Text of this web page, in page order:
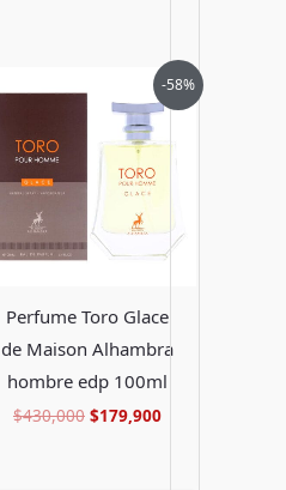
-58%
Perfume Toro Glace
de Maison Alhambra
hombre edp 100ml
$430,000
original
$430,000.
$179,900
El
precio
actual